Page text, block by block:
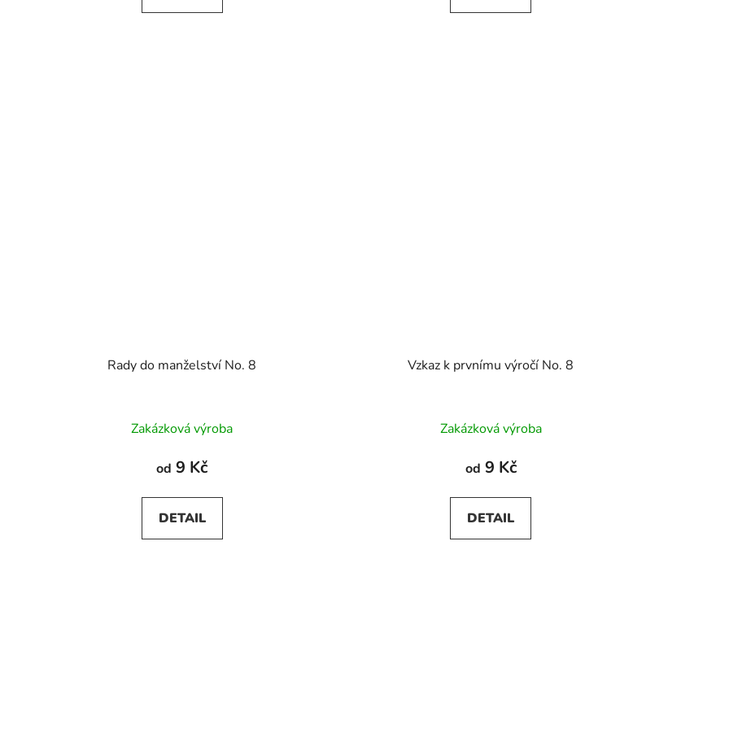
Rady do manželství No. 8
Zakázková výroba
od 9 Kč
DETAIL
Vzkaz k prvnímu výročí No. 8
Zakázková výroba
od 9 Kč
DETAIL